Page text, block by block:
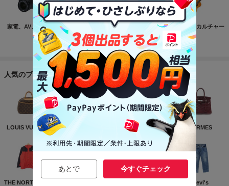
家電、AV、カメラ コンピュータ おもちゃ、ゲーム ホビー、カルチャー
もっと見る
人気のブランド
LOUIS VUITTON CHANEL HERMES
THE NORTH FACE Levi's
あとで 今すぐチェック